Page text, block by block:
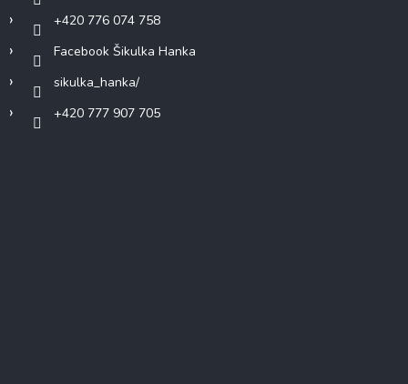
+420 776 074 758
Facebook Šikulka Hanka
sikulka_hanka/
+420 777 907 705